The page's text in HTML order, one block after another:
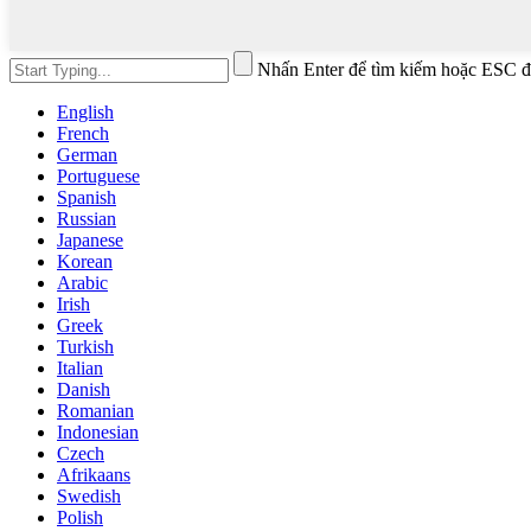
Nhấn Enter để tìm kiếm hoặc ESC
English
French
German
Portuguese
Spanish
Russian
Japanese
Korean
Arabic
Irish
Greek
Turkish
Italian
Danish
Romanian
Indonesian
Czech
Afrikaans
Swedish
Polish